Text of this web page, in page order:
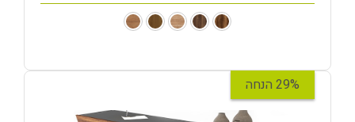
29% הנחה